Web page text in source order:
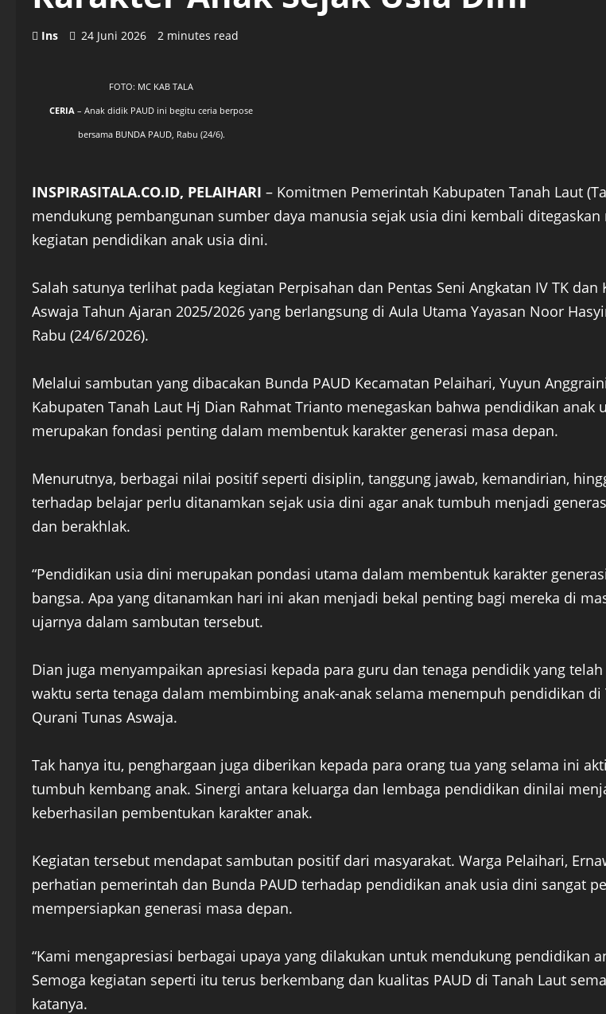
Ins 24 Juni 2026 2 minutes read
FOTO: MC KAB TALA
CERIA – Anak didik PAUD ini begitu ceria berpose
bersama BUNDA PAUD, Rabu (24/6).
INSPIRASITALA.CO.ID, PELAIHARI – Komitmen Pemerintah Kabupaten Tanah Laut
mendukung pembangunan sumber daya manusia sejak usia dini kembali
kegiatan pendidikan anak usia dini.
Salah satunya terlihat pada kegiatan Perpisahan dan Pentas Seni Angkatan IV TK dan
Aswaja Tahun Ajaran 2025/2026 yang berlangsung di Aula Utama Yayasan Noor
Rabu (24/6/2026).
Melalui sambutan yang dibacakan Bunda PAUD Kecamatan Pelaihari, Yuyun
Kabupaten Tanah Laut Hj Dian Rahmat Trianto menegaskan bahwa pendidikan anak
merupakan fondasi penting dalam membentuk karakter generasi masa depan.
Menurutnya, berbagai nilai positif seperti disiplin, tanggung jawab, kemandirian,
terhadap belajar perlu ditanamkan sejak usia dini agar anak tumbuh menjadi
dan berakhlak.
“Pendidikan usia dini merupakan pondasi utama dalam membentuk karakter
bangsa. Apa yang ditanamkan hari ini akan menjadi bekal penting bagi mereka di
ujarnya dalam sambutan tersebut.
Dian juga menyampaikan apresiasi kepada para guru dan tenaga pendidik yang
waktu serta tenaga dalam membimbing anak-anak selama menempuh pendidikan di
Qurani Tunas Aswaja.
Tak hanya itu, penghargaan juga diberikan kepada para orang tua yang selama ini
tumbuh kembang anak. Sinergi antara keluarga dan lembaga pendidikan dinilai
keberhasilan pembentukan karakter anak.
Kegiatan tersebut mendapat sambutan positif dari masyarakat. Warga Pelaihari,
perhatian pemerintah dan Bunda PAUD terhadap pendidikan anak usia dini sangat
mempersiapkan generasi masa depan.
“Kami mengapresiasi berbagai upaya yang dilakukan untuk mendukung pendidikan
Semoga kegiatan seperti itu terus berkembang dan kualitas PAUD di Tanah Laut
katanya.